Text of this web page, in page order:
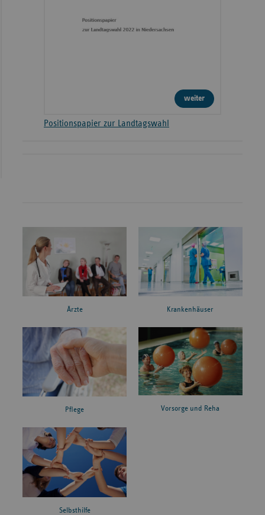
weiter
Positionspapier zur Landtagswahl
Ärzte Krankenhäuser
Pflege Vorsorge und Reha
Selbsthilfe